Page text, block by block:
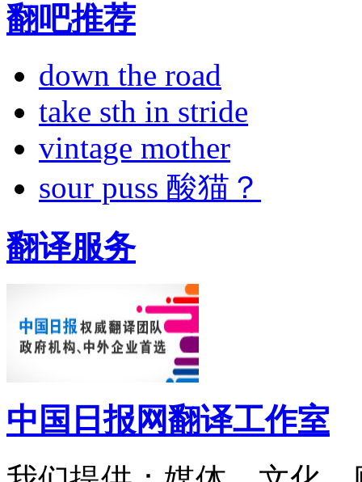
翻吧推荐
down the road
take sth in stride
vintage mother
sour puss 酸猫？
翻译服务
中国日报网翻译工作室